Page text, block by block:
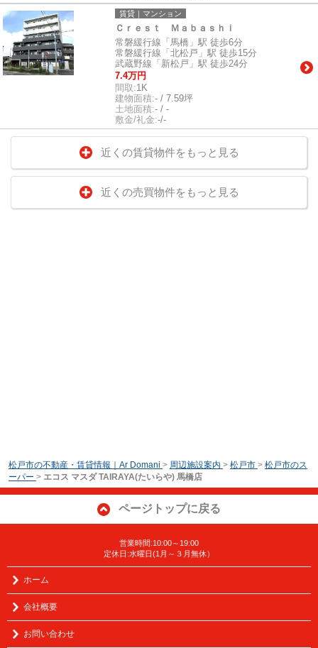
賃貸｜マンション
Ｃｒｅｓｔ Ｍａｂａｓｈｉ
常磐緩行線「馬橋」駅 徒歩6分
常磐緩行線「北松戸」駅 徒歩15分
武蔵野線「新松戸」駅 徒歩24分
7.4万円
間取:1K
建物面積:- / 7.59坪
土地面積:- / -
敷金/礼金:-/-
近くの賃貸物件をもっと見る
近くの売買物件をもっと見る
松戸市の不動産・賃貸情報｜Ar Domani > 周辺施設案内 > 松戸市 > 松戸市のス
ーパー > エコス マスダ TAIRAYA(たいらや) 馬橋店
ページトップに戻る
営業時間:10:00～19:00
定休日:水曜日(1月～３月無休）
ホーム
会社概要
お問い合わせ